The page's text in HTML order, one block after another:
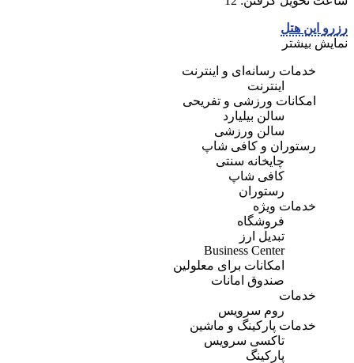
رزرو این هتل
نمایش بیشتر
خدمات رسانه‌ای و اینترنت
اینترنت
امکانات ورزشی و تفریحی
سالن بیلیارد
سالن ورزشی
رستوران و کافی شاپ
چایخانه سنتی
کافی شاپ
رستوران
خدمات ویژه
فروشگاه
تبديل ارز
Business Center
امكانات برای معلولين
صندوق امانات
خدمات
روم سرویس
خدمات پارکینگ و ماشین
تاکسی سرویس
پارکینگ